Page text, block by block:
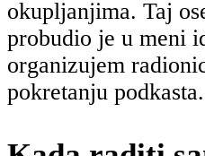
okupljanjima. Taj
probudio je u meni
organizujem
pokretanju podkasta.